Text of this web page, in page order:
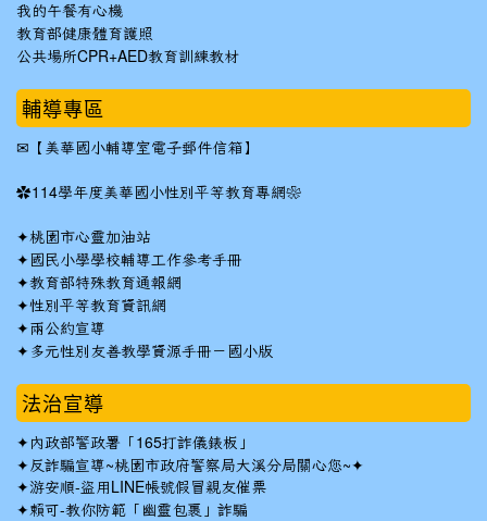
我的午餐有心機
教育部健康體育護照
公共場所CPR+AED教育訓練教材
輔導專區
✉ 【美華國小輔導室電子郵件信箱】
✿114學年度美華國小性別平等教育專網❀
✦桃園市心靈加油站
✦ 國民小學學校輔導工作參考手冊
✦教育部特殊教育通報網
✦性別平等教育資訊網
✦兩公約宣導
✦ 多元性別友善教學資源手冊－國小版
法治宣導
✦ 內政部警政署「165打詐儀錶板」
✦反詐騙宣導~桃園市政府警察局大溪分局關心您~✦
✦游安順-盜用LINE帳號假冒親友催票
✦賴可-教你防範「幽靈包裹」詐騙